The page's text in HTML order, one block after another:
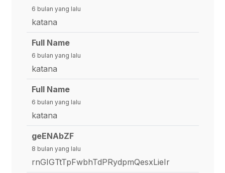
6 bulan yang lalu
katana
Full Name
6 bulan yang lalu
katana
Full Name
6 bulan yang lalu
katana
geENAbZF
8 bulan yang lalu
rnGIGTtTpFwbhTdPRydpmQesxLieIr